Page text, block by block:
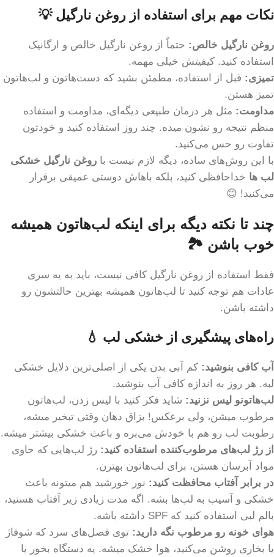
نکات مهم برای استفاده از روغن نارگیل 💡
روغن نارگیل خالص: حتماً از روغن نارگیل خالص و ارگانیک
استفاده کنید. کیفیتش خیلی مهمه.
تمیزی: قبل از استفاده، مطمئن بشید که دست‌هاتون و لب‌هاتون
تمیز هستن.
مداومت: مثل هر درمان طبیعی دیگه‌ای، مداومت و استفاده
منظم نتیجه رو نشون میده. چند روز استفاده کنید و خودتون
تفاوت رو حس می‌کنید.
با این روش‌های ساده، دیگه لازم نیست با روغن نارگیل خشکی
لب ها خداحافظی کنید، بلکه باهاش دوستی عمیقی برقرار
می‌کنید! 😊
چند تا نکته دیگه برای اینکه لب‌هاتون همیشه
خوب باشن 🏞️
فقط استفاده از روغن نارگیل کافی نیست، باید به یه سری
عادات هم توجه کنید تا لب‌هاتون همیشه بهترین حالتشون رو
داشته باشن.
راه‌های پیشگیری از خشکی لب 💧
آب کافی بنوشید: کم آبی بدن یکی از اصلی‌ترین دلایل خشکی
لبه. هر روز به اندازه کافی آب بنوشید.
لب‌هاتونو لیس نزنید: شاید فکر کنید با لیس زدن، لب‌هاتون
مرطوب میشن، ولی برعکس! بزاق دهان وقتی تبخیر میشه،
رطوبت لب رو هم با خودش می‌بره و باعث خشکی بیشتر میشه.
از رژ لب‌های مرطوب‌کننده استفاده کنید: رژ لب‌هایی که حاوی
مواد آبرسان هستن، برای لب‌هاتون بهترن.
در برابر آفتاب محافظت کنید: نور خورشید هم میتونه باعث
خشکی و آسیب به لب‌ها بشه. اگه مدت زیادی زیر آفتاب هستید،
بالم لبی استفاده کنید که SPF داشته باشه.
هوای خونه رو مرطوب نگه دارید: توی فصل‌های سرد که شوفاژ
یا بخاری روشن می‌کنید، هوا خشک میشه. یه دستگاه بخور یا